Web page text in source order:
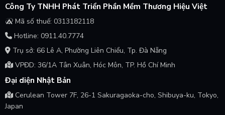
Công Ty TNHH Phát Triển Phần Mềm Thương Hiệu Việt
Mã số thuế: 0313182118
Hotline: 0911.40.7774
Trụ sở: 66 Lê A, Phường Liên Chiểu, Tp. Đà Nẵng
VPĐD: 36/1A Tân Xuân, Hóc Môn, TP. Hồ Chí Minh
Đại diện Nhật Bản
Cerulean Tower 7F, 26-1 Sakuragaoka-cho, Shibuya-ku, Tokyo,
Japan